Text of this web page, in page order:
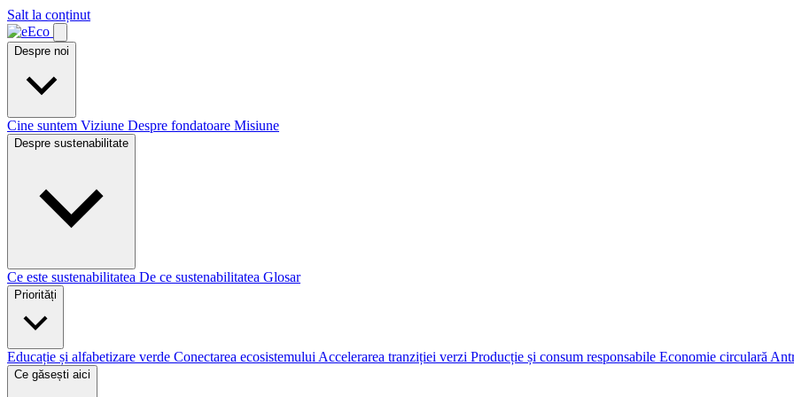
Salt la conținut
Despre noi
Cine suntem Viziune Despre fondatoare Misiune
Despre sustenabilitate
Ce este sustenabilitatea De ce sustenabilitatea Glosar
Priorități
Educație și alfabetizare verde Conectarea ecosistemului Accelerarea tranziției verzi Producție și consum responsabile Economie circulară
Ce găsești aici